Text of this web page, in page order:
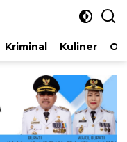
Kriminal Kuliner